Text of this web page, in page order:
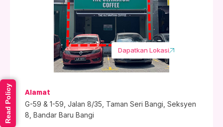
Dapatkan Lokasi
Alamat
G-59 & 1-59, Jalan 8/35, Taman Seri Bangi, Seksyen
8, Bandar Baru Bangi
Read Policy